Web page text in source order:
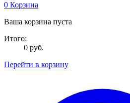
0 Корзина
Ваша корзина пуста
Итого:
0 руб.
Перейти в корзину